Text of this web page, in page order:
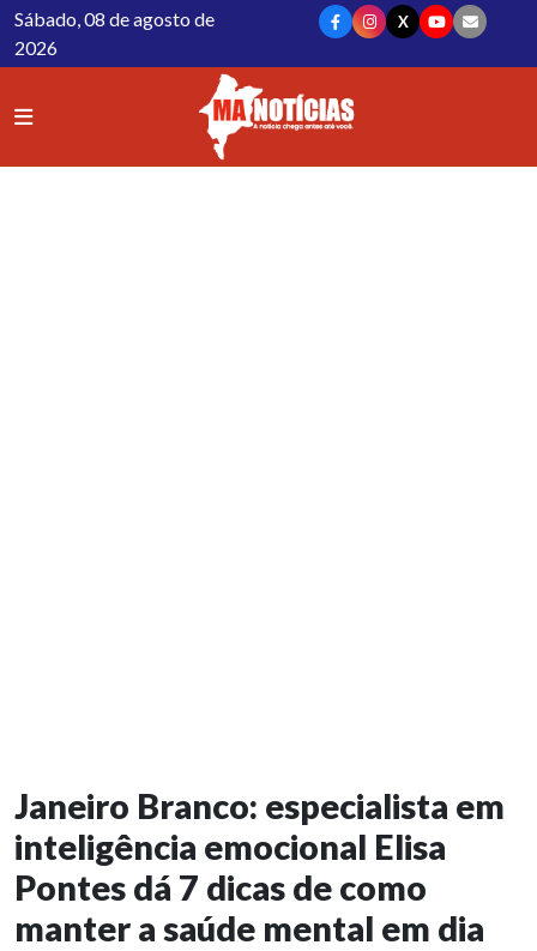
Sábado, 08 de agosto de
2026
X
Janeiro Branco: especialista em
inteligência emocional Elisa
Pontes dá 7 dicas de como
manter a saúde mental em dia